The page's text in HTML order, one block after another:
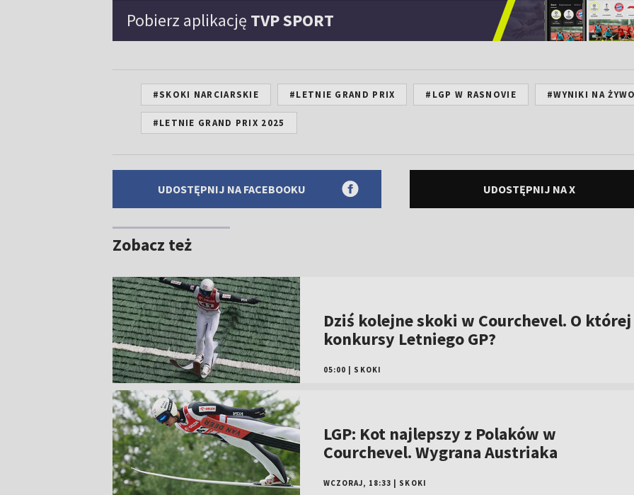
Pobierz aplikację TVP SPORT
#SKOKI NARCIARSKIE #LETNIE GRAND PRIX #LGP W RASNOVIE #WYNIKI NA
#LETNIE GRAND PRIX 2025
UDOSTĘPNIJ NA FACEBOOKU UDOSTĘPNIJ NA X
Zobacz też
Dziś kolejne skoki w Courchevel. O której
konkursy Letniego GP?
05:00 SKOKI
LGP: Kot najlepszy z Polaków w
Courchevel. Wygrana Austriaka
WCZORAJ, 18:33 SKOKI